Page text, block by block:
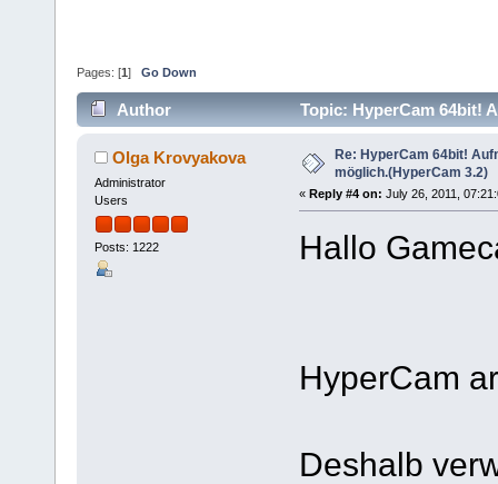
Pages: [1 ] Go Down
Author
Topic: HyperCam 64bit!
Olga Krovyakova
Administrator
Users
Posts: 1222
Re: HyperCam 64bit!
möglich.(HyperCam 3.2)
« Reply #4 on: July 26, 2011,
Hallo
HyperCam
Deshalb